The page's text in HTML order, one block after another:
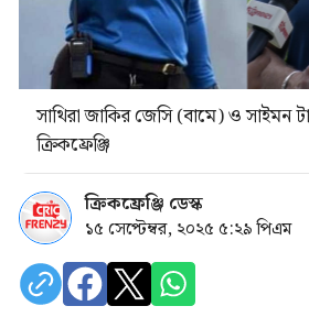
সাথিরা জাকির জেসি (বামে) ও সাইমন
ক্রিকফ্রেঞ্জি
ক্রিকফ্রেঞ্জি ডেস্ক
১৫ সেপ্টেম্বর, ২০২৫ ৫:২৯ পিএম